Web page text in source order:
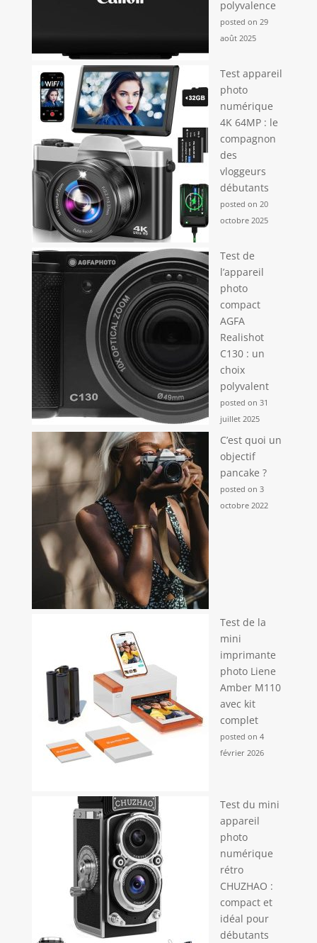
polyvalence
posted on 29
août 2025
Test appareil
photo
numérique
4K 64MP : le
compagnon
des
vloggeurs
débutants
posted on 20
octobre 2025
Test de
l’appareil
photo
compact
AGFA
Realishot
C130 : un
choix
polyvalent
posted on 31
juillet 2025
C’est quoi un
objectif
pancake ?
posted on 3
octobre 2022
Test de la
mini
imprimante
photo Liene
Amber M110
avec kit
complet
posted on 4
février 2026
Test du mini
appareil
photo
numérique
rétro
CHUZHAO :
compact et
idéal pour
débutants